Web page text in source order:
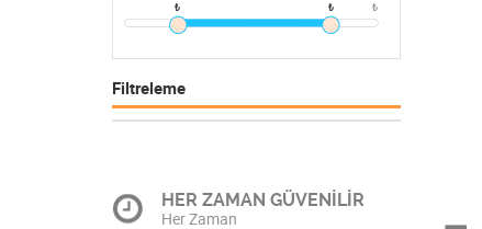
₺
₺ ₺
Filtreleme
HER ZAMAN GÜVENİLİR
Her Zaman